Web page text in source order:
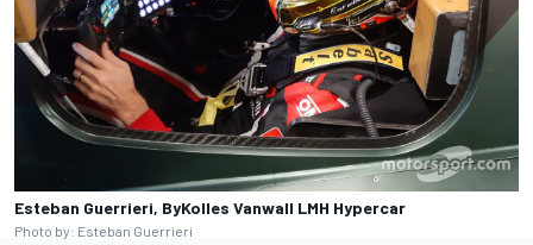
Esteban Guerrieri, ByKolles Vanwall LMH Hypercar
Photo by: Esteban Guerrieri